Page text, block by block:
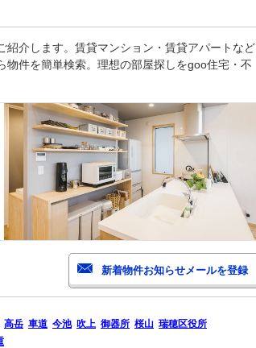
介します。賃貸マンション・賃貸アパートなど
件を簡単検索。理想の部屋探しをgoo住宅・不
高岳 車道 今池 吹上 御器所 桜山 瑞穂区役所